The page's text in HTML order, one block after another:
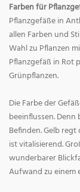
Farben für
Pflanzgefäße in
allen Farben und
Wahl zu Pflanzen
Pflanzgefäß in Rot
Grünpflanzen.
Die Farbe der
beeinflussen.
Befinden. Gelb
ist vitalisierend.
wunderbarer
Aufwand zu einem